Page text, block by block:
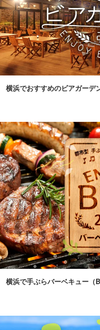
横浜でおすすめのビアガーデ
横浜で手ぶらバーベキュー（